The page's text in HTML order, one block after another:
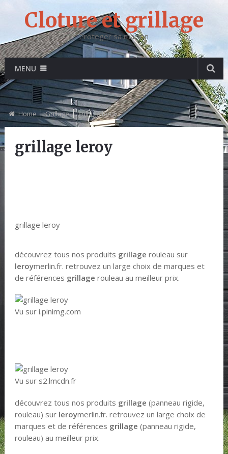
Cloture et grillage
Proteger sa maison
MENU
Home Grillage grillage leroy
grillage leroy
grillage leroy
découvrez tous nos produits grillage rouleau sur
leroymerlin.fr. retrouvez un large choix de marques et
de références grillage rouleau au meilleur prix.
Vu sur i.pinimg.com
Vu sur s2.lmcdn.fr
découvrez tous nos produits grillage (panneau rigide,
rouleau) sur leroymerlin.fr. retrouvez un large choix de
marques et de références grillage (panneau rigide,
rouleau) au meilleur prix.